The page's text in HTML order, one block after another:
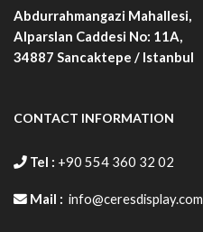
Abdurrahmangazi Mahallesi,
Alparslan Caddesi No: 11A,
34887 Sancaktepe / Istanbul
CONTACT INFORMATION
Tel : +90 554 360 32 02
Mail : info@ceresdisplay.com